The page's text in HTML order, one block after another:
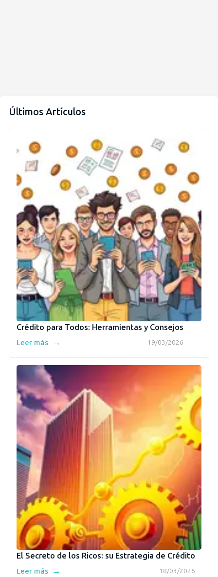
Últimos Artículos
Crédito para Todos: Herramientas y Consejos
19/03/2026
Leer más →
El Secreto de los Ricos: su Estrategia de Crédito
18/03/2026
Leer más →